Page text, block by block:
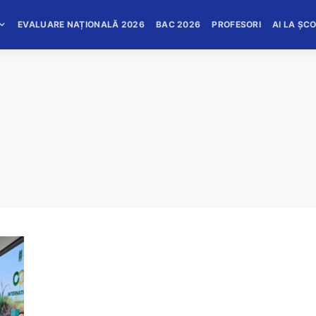
EVALUARE NAȚIONALĂ 2026 BAC 2026 PROFESORI AI LA